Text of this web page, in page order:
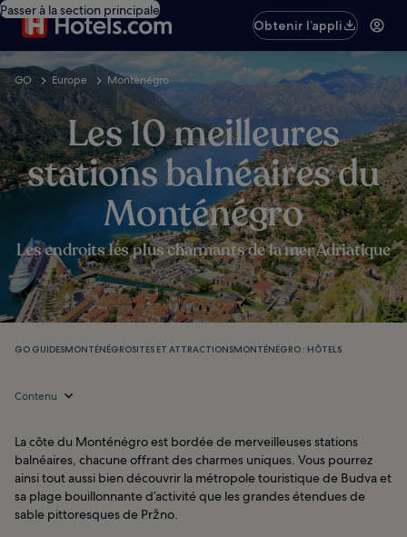
Passer à la section principale
Obtenir l’appli
GO Europe Monténégro
Les 10 meilleures
stations balnéaires du
Monténégro
Les endroits les plus charmants de la mer Adriatique
GO GUIDESMONTÉNÉGROSITES ET ATTRACTIONSMONTÉNÉGRO : HÔTELS
Contenu
La côte du Monténégro est bordée de merveilleuses stations
balnéaires, chacune offrant des charmes uniques. Vous pourrez
ainsi tout aussi bien découvrir la métropole touristique de Budva et
sa plage bouillonnante d’activité que les grandes étendues de
sable pittoresques de Pržno.